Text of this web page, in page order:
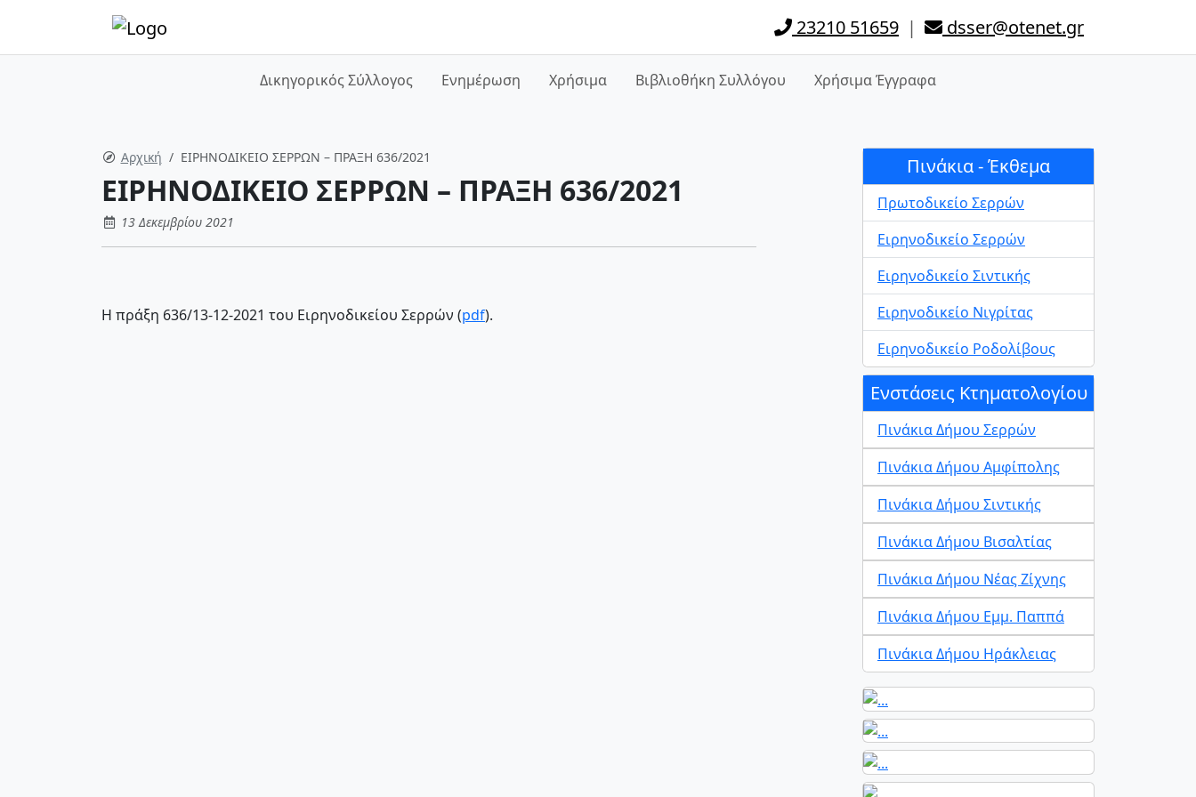
23210 51659 | dsser@otenet.gr
Δικηγορικός Σύλλογος Ενημέρωση Χρήσιμα Βιβλιοθήκη Συλλόγου Χρήσιμα Έγγραφα
Αρχική ΕΙΡΗΝΟΔΙΚΕΙΟ ΣΕΡΡΩΝ – ΠΡΑΞΗ 636/2021
ΕΙΡΗΝΟΔΙΚΕΙΟ ΣΕΡΡΩΝ – ΠΡΑΞΗ 636/2021
13 Δεκεμβρίου 2021
Η πράξη 636/13-12-2021 του Ειρηνοδικείου Σερρών (pdf).
Πινάκια - Έκθεμα
Πρωτοδικείο Σερρών
Ειρηνοδικείο Σερρών
Ειρηνοδικείο Σιντικής
Ειρηνοδικείο Νιγρίτας
Ειρηνοδικείο Ροδολίβους
Ενστάσεις Κτηματολογίου
Πινάκια Δήμου Σερρών
Πινάκια Δήμου Αμφίπολης
Πινάκια Δήμου Σιντικής
Πινάκια Δήμου Βισαλτίας
Πινάκια Δήμου Νέας Ζίχνης
Πινάκια Δήμου Εμμ. Παππά
Πινάκια Δήμου Ηράκλειας